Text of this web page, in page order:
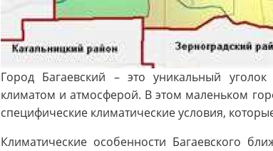
Город Багаевский – это уникальный
климатом и атмосферой. В этом маленьком
специфические климатические условия,
Климатические особенности Багаевского